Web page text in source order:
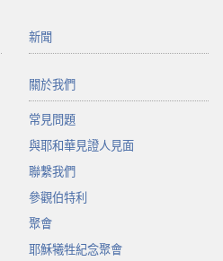
新聞
關於我們
常見問題
與耶和華見證人見面
聯繫我們
參觀伯特利
聚會
耶穌犧牲紀念聚會